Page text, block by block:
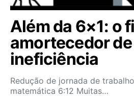
Além da 6×1: o
amortecedor de
ineficiência
Redução de jornada de
matemática 6:12 Muitas…